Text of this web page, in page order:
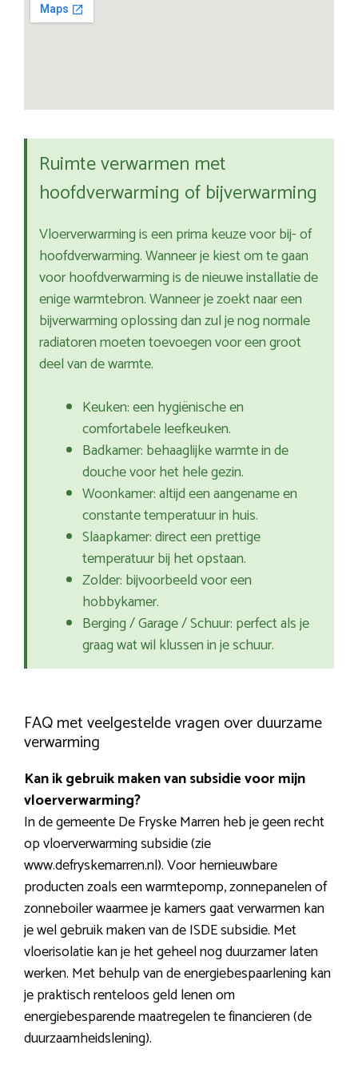
Ruimte verwarmen met
hoofdverwarming of bijverwarming
Vloerverwarming is een prima keuze voor bij- of
hoofdverwarming. Wanneer je kiest om te gaan
voor hoofdverwarming is de nieuwe installatie de
enige warmtebron. Wanneer je zoekt naar een
bijverwarming oplossing dan zul je nog normale
radiatoren moeten toevoegen voor een groot
deel van de warmte.
Keuken: een hygiënische en
comfortabele leefkeuken.
Badkamer: behaaglijke warmte in de
douche voor het hele gezin.
Woonkamer: altijd een aangename en
constante temperatuur in huis.
Slaapkamer: direct een prettige
temperatuur bij het opstaan.
Zolder: bijvoorbeeld voor een
hobbykamer.
Berging / Garage / Schuur: perfect als je
graag wat wil klussen in je schuur.
FAQ met veelgestelde vragen over duurzame
verwarming
Kan ik gebruik maken van subsidie voor mijn
vloerverwarming?
In de gemeente De Fryske Marren heb je geen recht
op vloerverwarming subsidie (zie
www.defryskemarren.nl). Voor hernieuwbare
producten zoals een warmtepomp, zonnepanelen of
zonneboiler waarmee je kamers gaat verwarmen kan
je wel gebruik maken van de ISDE subsidie. Met
vloerisolatie kan je het geheel nog duurzamer laten
werken. Met behulp van de energiebespaarlening kan
je praktisch renteloos geld lenen om
energiebesparende maatregelen te financieren (de
duurzaamheidslening).